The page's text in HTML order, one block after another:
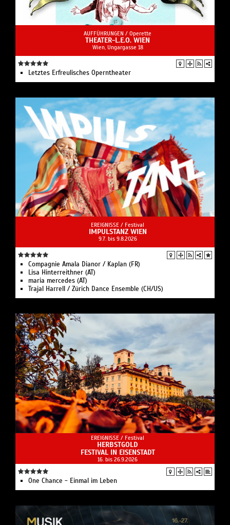
AUFFÜHRUNGEN / Operette
THEATER-L.E.O. WIEN
Wien, Ungargasse 18
Letztes Erfreulisches Operntheater
EREIGNISSE / Festival
IMPULSTANZ WIEN
9.7. bis 9.8.2026
Compagnie Amala Dianor / Kaplan (FR)
Lisa Hinterreithner (AT)
maria mercedes (AT)
Trajal Harrell / Zürich Dance Ensemble (CH/US)
EREIGNISSE / Festival
HERBSTGOLD
FESTIVAL IN EISENSTADT
16. bis 26.9.2026
One Chance - Einmal im Leben